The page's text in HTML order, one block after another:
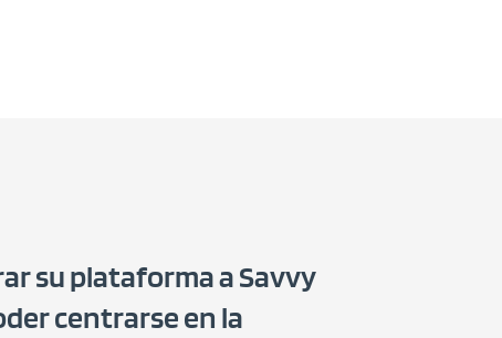
su plataforma a Savvy
centrarse en la